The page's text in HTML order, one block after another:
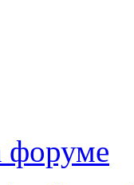
форуме